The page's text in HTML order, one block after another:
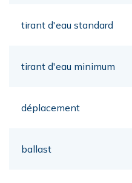
tirant d'eau standard
tirant d'eau minimum
déplacement
ballast